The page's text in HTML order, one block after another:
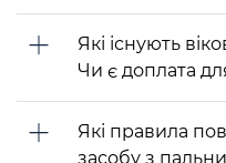
Які існують
Чи є доплата
Які правила
засобу з